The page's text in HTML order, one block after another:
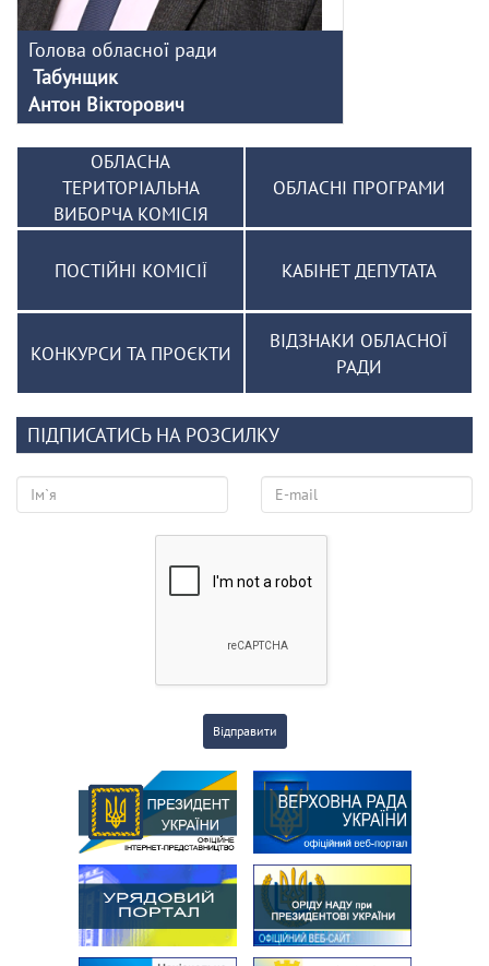
Голова обласної ради
Табунщик
Антон Вікторович
ОБЛАСНА
ТЕРИТОРІАЛЬНА
ВИБОРЧА КОМІСІЯ
ОБЛАСНІ ПРОГРАМИ
ПОСТІЙНІ КОМІСІЇ КАБІНЕТ ДЕПУТАТА
КОНКУРСИ ТА ПРОЄКТИ
ВІДЗНАКИ ОБЛАСНОЇ
РАДИ
ПІДПИСАТИСЬ НА РОЗСИЛКУ
Відправити